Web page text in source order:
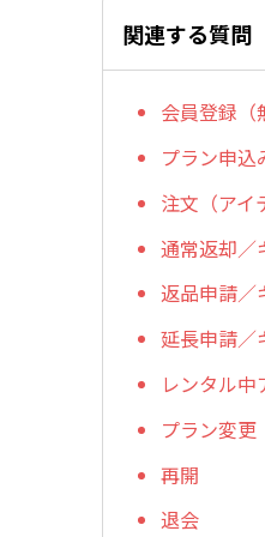
関連する質問
会員登録（
プラン申込
注文（アイ
通常返却／
返品申請／
延長申請／
レンタル
プラン変更
再開
退会